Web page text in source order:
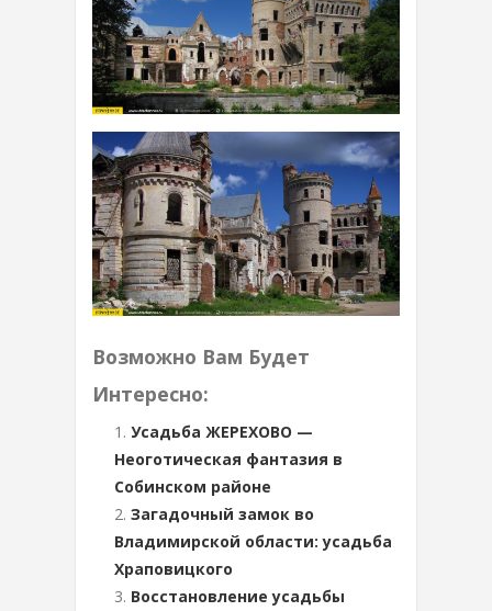
Возможно Вам Будет
Интересно:
Усадьба ЖЕРЕХОВО —
Неоготическая фантазия в
Собинском районе
Загадочный замок во
Владимирской области: усадьба
Храповицкого
Восстановление усадьбы